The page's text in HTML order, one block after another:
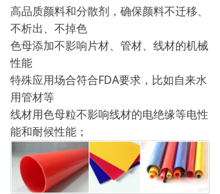
高品质颜料和分散剂，确保颜料不迁移、
不析出、不掉色
色母添加不影响片材、管材、线材的机械
性能
特殊应用场合符合FDA要求，比如自来水
用管材等
线材用色母粒不影响线材的电绝缘等电性
能和耐候性能；